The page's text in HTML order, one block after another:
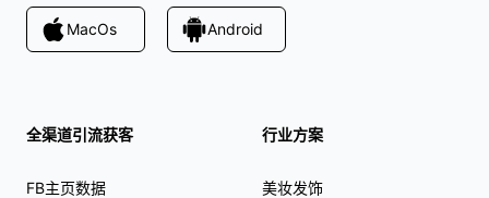
MacOs Android
全渠道引流获客
FB主页数据
行业方案
美妆发饰